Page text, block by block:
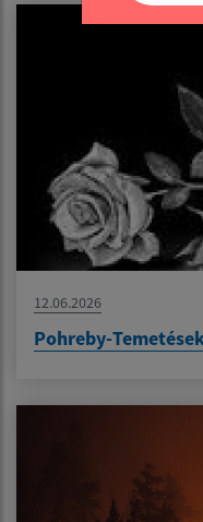
12.06.2026
Pohreby-